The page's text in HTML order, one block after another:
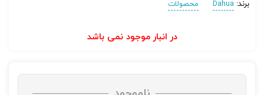
برند: Dahua محصولات
در انبار موجود نمی باشد